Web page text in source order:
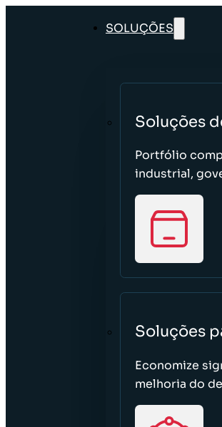
SOLUÇÕES
Soluções
Portfólio
industrial,
Soluções
Economize
melhoria do